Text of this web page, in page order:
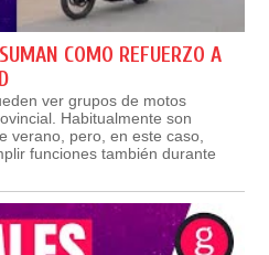
COMO REFUERZO A
ver grupos de motos
Habitualmente son
verano, pero, en este caso,
funciones también durante